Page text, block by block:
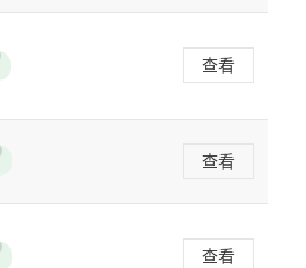
查看
查看
查看